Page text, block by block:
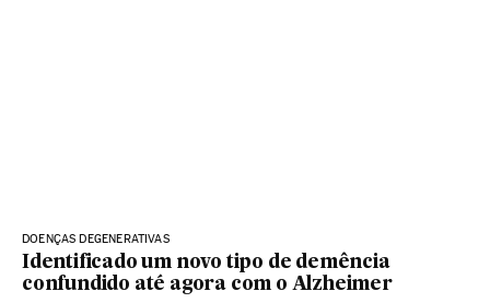
DOENÇAS DEGENERATIVAS
Identificado um novo tipo de demência
confundido até agora com o Alzheimer